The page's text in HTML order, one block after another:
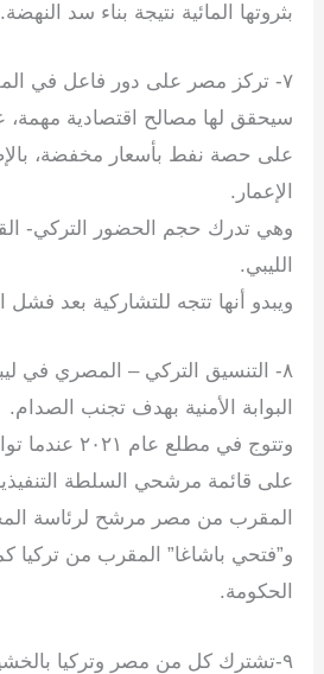
بثروتها المائية نتيجة بناء سد النهضة.
‏٧- تركز مصر على دور فاعل في
سيحقق لها مصالح اقتصادية
على حصة نفط بأسعار مخفضة،
الإعمار.
وهي تدرك حجم الحضور التركي-
الليبي.
ويبدو أنها تتجه للتشاركية بعد
‏٨- التنسيق التركي – المصري في
البوابة الأمنية بهدف تجنب الصدام.
وتتوج في مطلع
على قائمة مرشحي السلطة
المقرب من مصر مرشح لرئاسة
و”فتحي باشاغا” المقرب من تركيا
الحكومة.
‏٩-تشترك كل من مصر وتركيا